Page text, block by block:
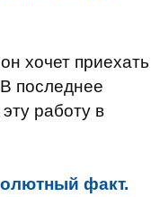
хочет приехать
последнее
работу в
факт.